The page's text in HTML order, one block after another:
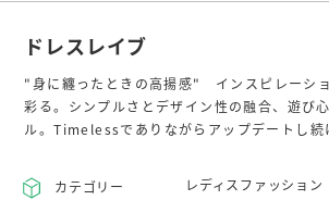
ドレスレイブ
"身に纏ったときの高揚感" インスピレーシ
彩る。シンプルさとデザイン性の融合、遊び
ル。Timelessでありながらアップデートし続
カテゴリー レディスファッション